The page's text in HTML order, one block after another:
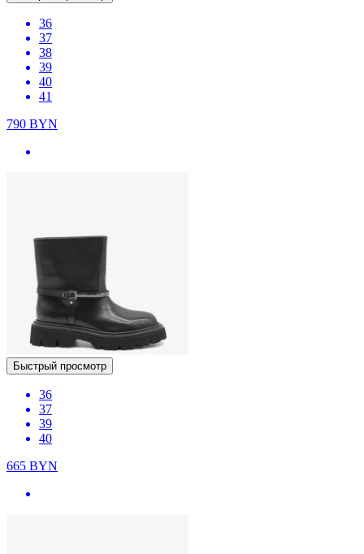
36
37
38
39
40
41
790 BYN
Быстрый просмотр
36
37
39
40
665 BYN